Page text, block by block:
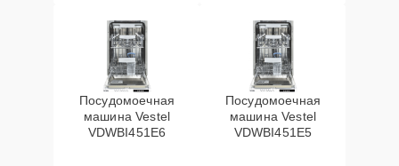
Посудомоечная
машина Vestel
VDWBI451E6
Посудомоечная
машина Vestel
VDWBI451E5